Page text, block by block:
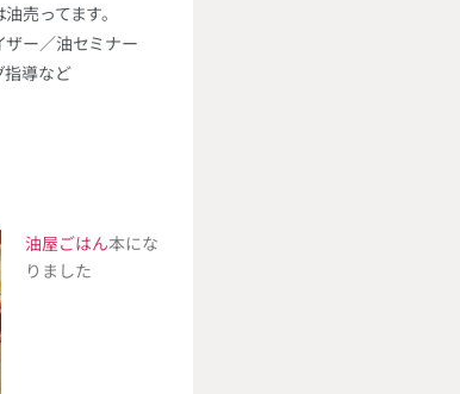
売ってます。
ー／油セミナー
指導など
油屋ごはん本にな
りました